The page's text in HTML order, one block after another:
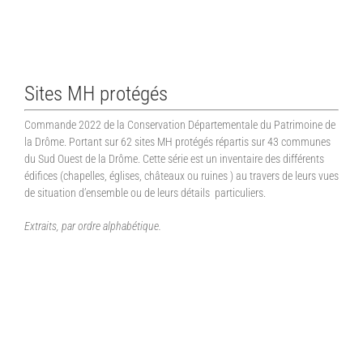
Sites MH protégés
Commande 2022 de la Conservation Départementale du Patrimoine de
la Drôme. Portant sur 62 sites MH protégés répartis sur 43 communes
du Sud Ouest de la Drôme. Cette série est un inventaire des différents
édifices (chapelles, églises, châteaux ou ruines ) au travers de leurs vues
de situation d’ensemble ou de leurs détails particuliers.
Extraits, par ordre alphabétique.